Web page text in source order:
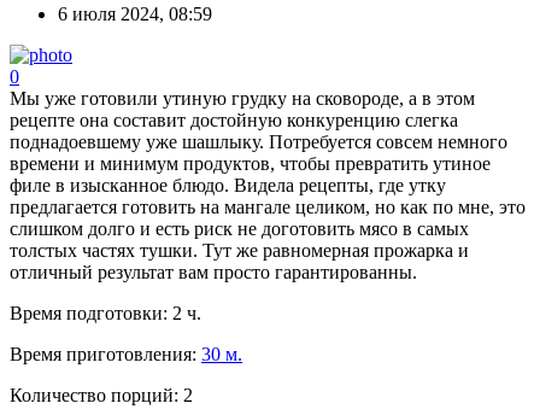
6 июля 2024, 08:59
0
Мы уже готовили утиную грудку на сковороде, а в этом
рецепте она составит достойную конкуренцию слегка
поднадоевшему уже шашлыку. Потребуется совсем немного
времени и минимум продуктов, чтобы превратить утиное
филе в изысканное блюдо. Видела рецепты, где утку
предлагается готовить на мангале целиком, но как по мне, это
слишком долго и есть риск не доготовить мясо в самых
толстых частях тушки. Тут же равномерная прожарка и
отличный результат вам просто гарантированны.
Время подготовки: 2 ч.
Время приготовления: 30 м.
Количество порций: 2